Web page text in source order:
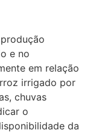
e no
em relação
irrigado por
chuvas
o
da